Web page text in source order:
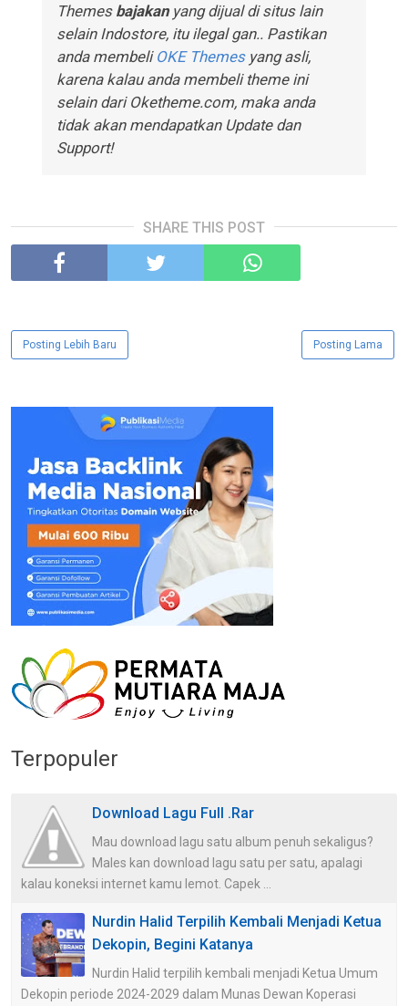
Themes bajakanyang dijual di situs lain
selain Indostore, itu ilegal gan.. Pastikan
anda membeli OKE Themesyang asli,
karena kalau anda membeli theme ini
selain dari Oketheme.com, maka anda
tidak akan mendapatkan Update dan
Support!
SHARE THIS POST
Posting Lebih Baru Posting Lama
Terpopuler
Download Lagu Full .Rar
Mau download lagu satu album penuh sekaligus?
Males kan download lagu satu per satu, apalagi
kalau koneksi internet kamu lemot. Capek ...
Nurdin Halid Terpilih Kembali Menjadi Ketua
Dekopin, Begini Katanya
Nurdin Halid terpilih kembali menjadi Ketua Umum
Dekopin periode 2024-2029 dalam Munas Dewan Koperasi